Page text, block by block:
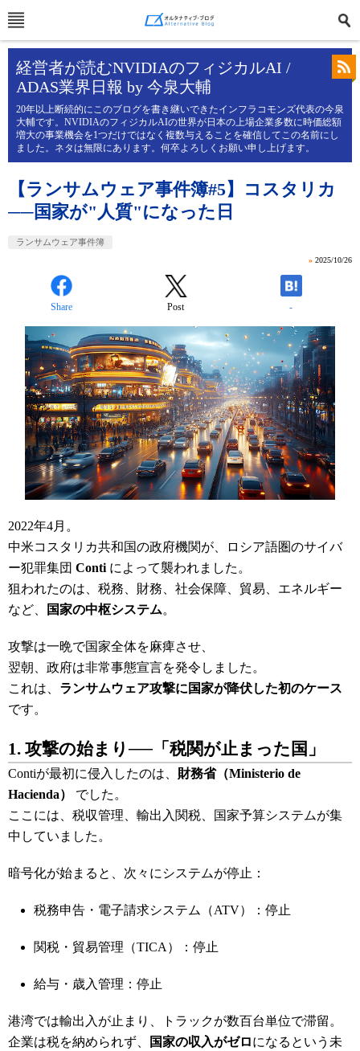
経営者が読むNVIDIAのフィジカルAI /
ADAS業界日報 by 今泉大輔
20年以上断続的にこのブログを書き継いできたインフラコモンズ代表の今泉
大輔です。NVIDIAのフィジカルAIの世界が日本の上場企業多数に時価総額
増大の事業機会を1つだけではなく複数与えることを確信してこの名前にし
ました。ネタは無限にあります。何卒よろしくお願い申し上げます。
【ランサムウェア事件簿#5】コスタリカ
──国家が"人質"になった日
ランサムウェア事件簿
» 2025/10/26
Share Post -
2022年4月。
中米コスタリカ共和国の政府機関が、ロシア語圏のサイバ
ー犯罪集団 Conti によって襲われました。
狙われたのは、税務、財務、社会保障、貿易、エネルギー
など、
国家の中枢システム。
攻撃は一晩で国家全体を麻痺させ、
翌朝、政府は非常事態宣言を発令しました。
これは、 ランサムウェア攻撃に国家が降伏した初のケース
です。
1. 攻撃の始まり──「税関が止まった国」
Contiが最初に侵入したのは、 財務省（Ministerio de
Hacienda）
でした。
ここには、税収管理、輸出入関税、国家予算システムが集
中していました。
暗号化が始まると、次々にシステムが停止：
税務申告・電子請求システム（ATV）：停止
関税・貿易管理（TICA）：停止
給与・歳入管理：停止
港湾では輸出入が止まり、トラックが数百台単位で滞留。
企業は税を納められず、
国家の収入がゼロになるという未